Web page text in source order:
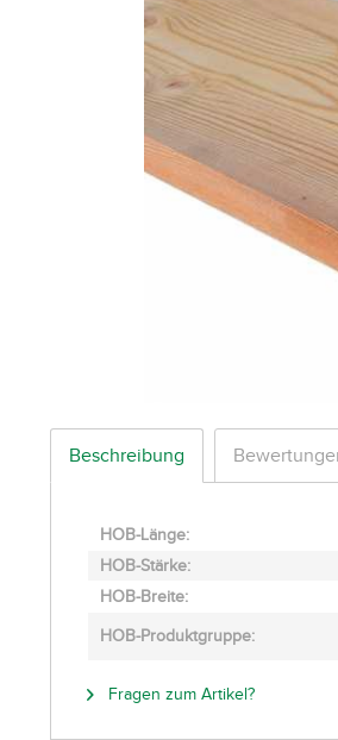
Beschreibung
HOB-Länge:
HOB-Stärke:
HOB-Breite:
HOB-Produktgruppe:
Fragen zum Artikel?